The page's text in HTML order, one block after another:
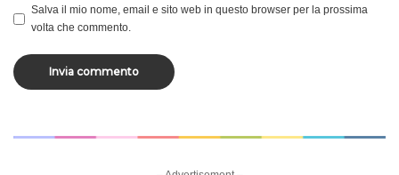
Salva il mio nome, email e sito web in questo browser per la prossima
volta che commento.